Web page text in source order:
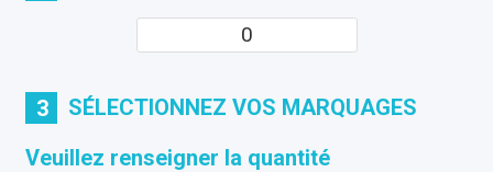
3
SÉLECTIONNEZ VOS MARQUAGES
Veuillez renseigner la quantité